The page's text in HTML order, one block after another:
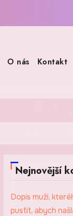
O nás Kontakt
Nejnovější
Dopis muži,
pustit, abych